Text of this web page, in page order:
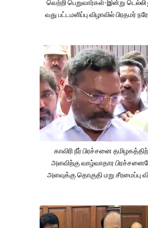
வெற்றி பெறுவார்கள்-இன்று டெல்லி
வது பட்டமளிப்பு விழாவில் பிரதமர்
காவிரி நீர் பிரச்சனை
அளவிற்கு வாழ்வாதார
அளவுக்கு தொகுதி மறு சீரமைப்பு